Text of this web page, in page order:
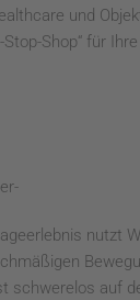
und
Shop“ für
nutzt
schwerelos auf